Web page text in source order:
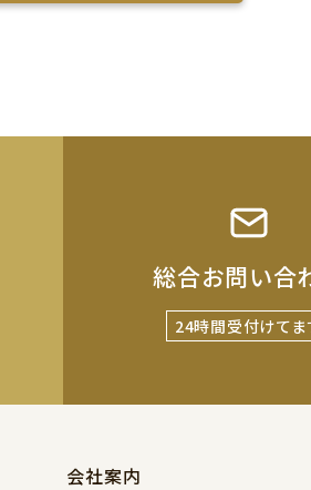
総合お問い合
24時間受付けてま
会社案内